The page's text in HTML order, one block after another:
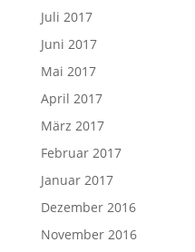
Juli 2017
Juni 2017
Mai 2017
April 2017
März 2017
Februar 2017
Januar 2017
Dezember 2016
November 2016